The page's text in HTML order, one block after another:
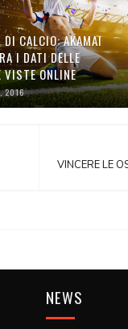
DI CALCIO: AKAMAI
I DATI DELLE
VISTE ONLINE
2016
VINCERE LE
NEWS